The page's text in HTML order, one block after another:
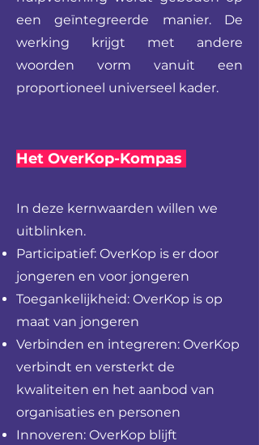
een geïntegreerde manier. De
werking krijgt met andere
woorden vorm vanuit een
proportioneel universeel kader.
Het OverKop-Kompas
In deze kernwaarden willen we
uitblinken.
Participatief: OverKop is er door
jongeren en voor jongeren
Toegankelijkheid: OverKop is op
maat van jongeren
Verbinden en integreren: OverKop
verbindt en versterkt de
kwaliteiten en het aanbod van
organisaties en personen
Innoveren: OverKop blijft